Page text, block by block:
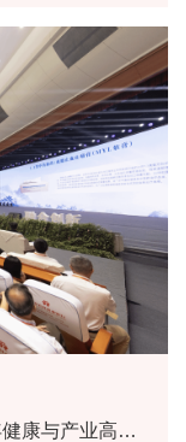
创新，充分发挥名
提升建设管理水
体的协同创新平
2026李时珍中医药大会举行 赋能老年健康与产业高质量发展